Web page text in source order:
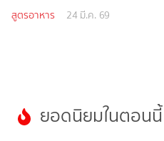
สูตรอาหาร 24 มี.ค. 69
ยอดนิยมในตอนนี้